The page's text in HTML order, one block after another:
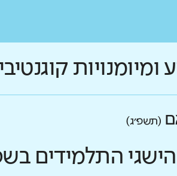
ומיומנויות
(תשפ״ג)
התלמידים